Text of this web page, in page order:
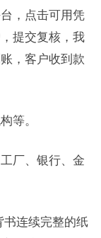
，点击可用凭
提交复核，我
，客户收到款
等。
厂、银行、金
书连续完整的纸